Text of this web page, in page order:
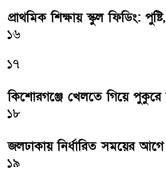
প্রাথমিক শিক্ষায় স্কুল ফিডিং:
১৬
১৭
কিশোরগঞ্জে খেলতে গিয়ে
১৮
জলঢাকায় নির্ধারিত সময়ের আগে
১৯